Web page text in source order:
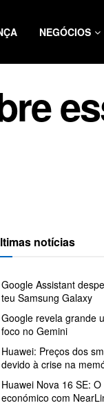
NEGÓCIOS
notícias
Google Assistant
teu Samsung Galaxy
Google revela grande
foco no Gemini
Huawei: Preços dos
devido à crise na
Huawei Nova 16 SE:
económico com